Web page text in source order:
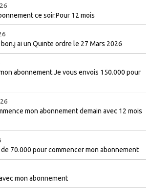
ce soir.Pour 12 mois
ai un Quinte ordre le 27 Mars 2026
abonnement.Je vous envois 150.000 pour
mon abonnement demain avec 12 mois
70.000 pour commencer mon abonnement
mon abonnement